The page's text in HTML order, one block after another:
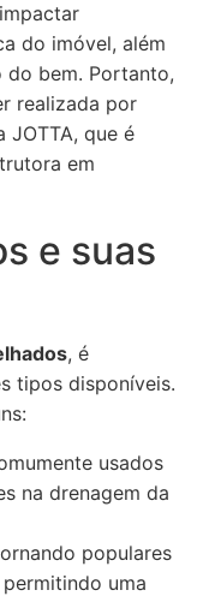
do imóvel, além
do bem. Portanto,
realizada por
JOTTA, que é
em
e suas
, é
tipos disponíveis.
usados
na drenagem da
populares
uma